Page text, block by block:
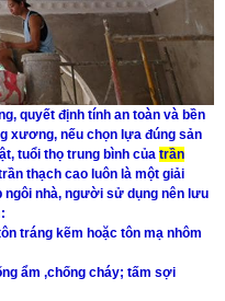
quyết định tính an toàn và bền
xương, nếu chọn lựa đúng sản
tuổi thọ trung bình của trần
thạch cao luôn là một giải
ngôi nhà, người sử dụng nên lưu
tráng kẽm hoặc tôn mạ nhôm
ẩm ,chống cháy; tấm sợi